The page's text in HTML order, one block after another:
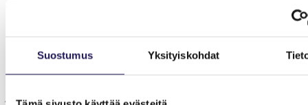
Suostumus Yksityiskohdat
Hoitotakuu koskee kuntoutusuunnitelman laatimista varten olevaa
käyntiä, mutta ei kuntoutussuunnitelman mukaisia